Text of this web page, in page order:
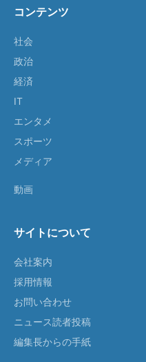
コンテンツ
社会
政治
経済
IT
エンタメ
スポーツ
メディア
動画
サイトについて
会社案内
採用情報
お問い合わせ
ニュース読者投稿
編集長からの手紙